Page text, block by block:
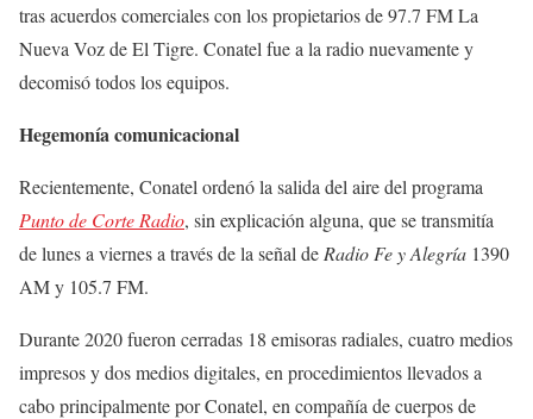
tras acuerdos comerciales con los propietarios de 97.7 FM La
Nueva Voz de El Tigre. Conatel fue a la radio nuevamente y
decomisó todos los equipos.
Hegemonía comunicacional
Recientemente, Conatel ordenó la salida del aire del programa
Punto de Corte Radio, sin explicación alguna, que se transmitía
de lunes a viernes a través de la señal de Radio Fe y Alegría 1390
AM y 105.7 FM.
Durante 2020 fueron cerradas 18 emisoras radiales, cuatro medios
impresos y dos medios digitales, en procedimientos llevados a
cabo principalmente por Conatel, en compañía de cuerpos de